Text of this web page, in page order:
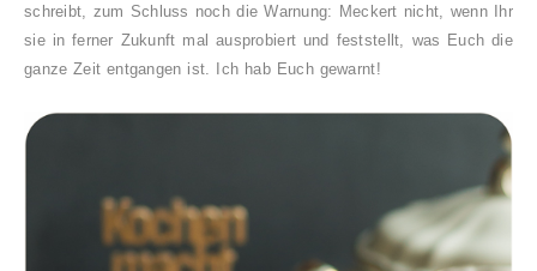
schreibt, zum Schluss noch die Warnung: Meckert nicht, wenn Ihr
sie in ferner Zukunft mal ausprobiert und feststellt, was Euch die
ganze Zeit entgangen ist. Ich hab Euch gewarnt!